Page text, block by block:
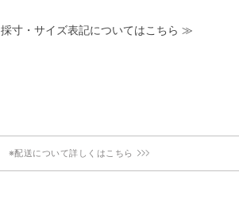
採寸・サイズ表記についてはこちら ≫
※配送について詳しくはこちら